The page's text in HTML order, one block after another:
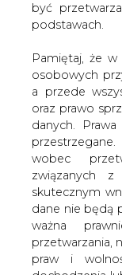
być
podstawach.
Pamiętaj, że
osobowych
a przede
oraz prawo
danych.
wobec
związanych
skutecznym
dane nie będą
ważna
przetwarzania,
praw i
ZE
21 stycznia
Wydziału
prezesi i